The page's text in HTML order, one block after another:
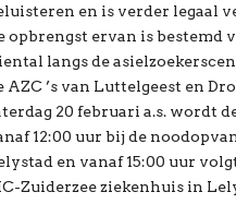
en is verder legaal
opbrengst ervan is bestemd
langs de
AZC ’s van Luttelgeest en
20 februari a.s. wordt
12:00 uur bij de
en vanaf 15:00 uur
Zuiderzee ziekenhuis in